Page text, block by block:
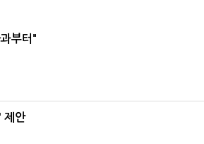
부터"
제안